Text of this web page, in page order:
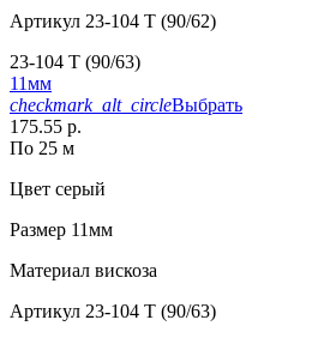
Артикул 23-104 T (90/62)
23-104 T (90/63)
11мм
checkmark_alt_circleВыбрать
175.55 р.
По 25 м
Цвет серый
Размер 11мм
Материал вискоза
Артикул 23-104 T (90/63)